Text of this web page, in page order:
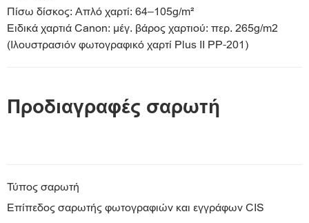
Πίσω δίσκος: Απλό χαρτί: 64–105g/m²
Ειδικά χαρτιά Canon: μέγ. βάρος χαρτιού: περ. 265g/m2
(Ιλουστρασιόν φωτογραφικό χαρτί Plus II PP-201)
Προδιαγραφές σαρωτή
Τύπος σαρωτή
Επίπεδος σαρωτής φωτογραφιών και εγγράφων CIS